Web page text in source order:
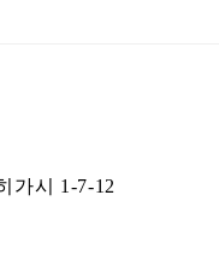
가시 1-7-12